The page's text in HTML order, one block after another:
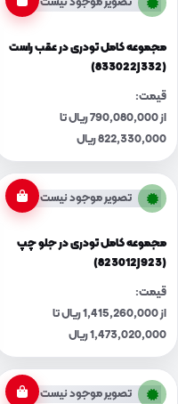
مجموعه کامل تودری در عقب راست
(833022J332)
قیمت:
از 790,080,000 ریال تا
822,330,000 ریال
تصویر موجود نیست
مجموعه کامل تودری در جلو چپ
(823012J923)
قیمت:
از 1,415,260,000 ریال تا
1,473,020,000 ریال
تصویر موجود نیست